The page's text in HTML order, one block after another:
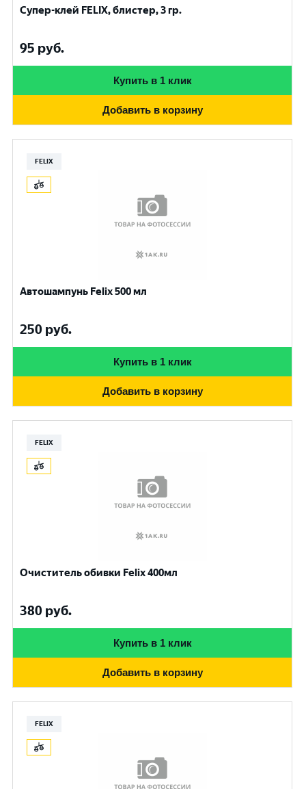
Супер-клей FELIX, блистер, 3 гр.
95 руб.
Купить в 1 клик
Добавить в корзину
FELIX
Автошампунь Felix 500 мл
250 руб.
Купить в 1 клик
Добавить в корзину
FELIX
Очиститель обивки Felix 400мл
380 руб.
Купить в 1 клик
Добавить в корзину
FELIX